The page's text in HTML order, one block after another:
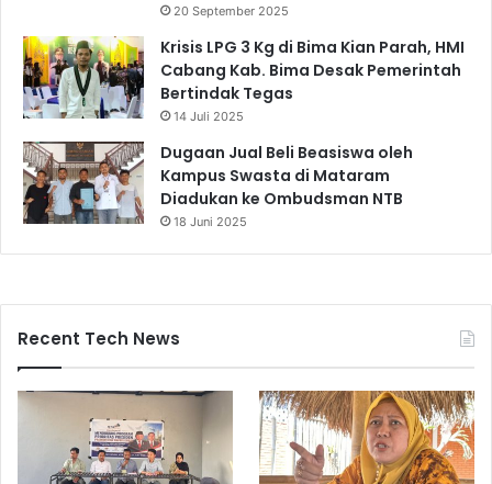
20 September 2025
Krisis LPG 3 Kg di Bima Kian Parah, HMI
Cabang Kab. Bima Desak Pemerintah
Bertindak Tegas
14 Juli 2025
Dugaan Jual Beli Beasiswa oleh
Kampus Swasta di Mataram
Diadukan ke Ombudsman NTB
18 Juni 2025
Recent Tech News